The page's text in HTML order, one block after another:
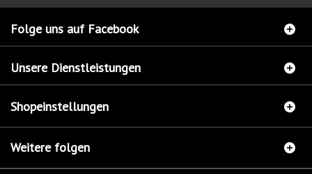
Folge uns auf Facebook
Unsere Dienstleistungen
Shopeinstellungen
Weitere folgen